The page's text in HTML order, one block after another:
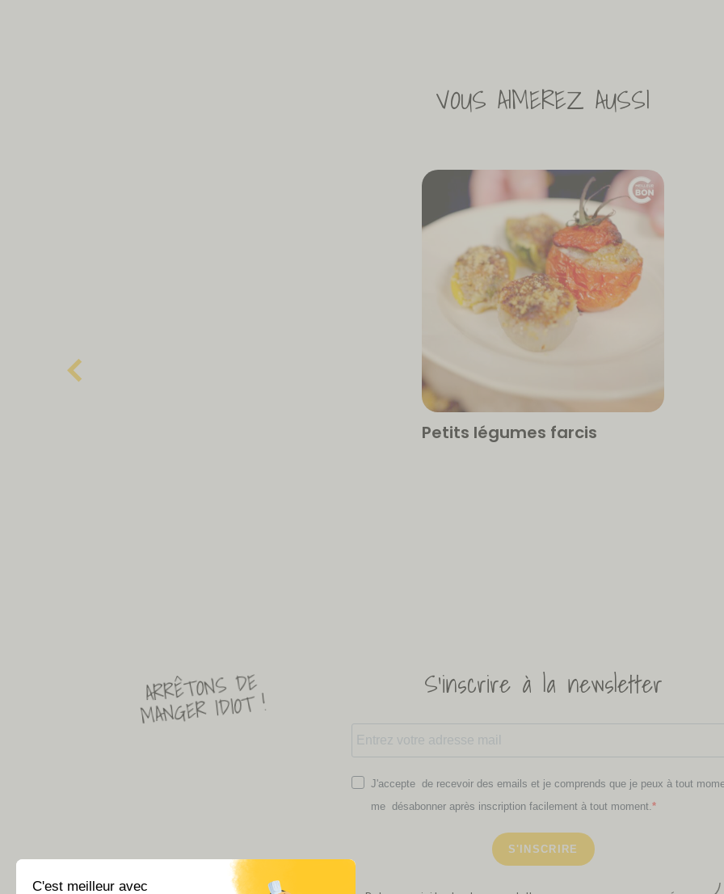
VOUS AIMEREZ AUSSI
Petits légumes farcis
ARRÊTONS DE
MANGER IDIOT !
S'inscrire à la newsletter
J'accepte de recevoir des emails et je comprends que je peux à tout
me désabonner après inscription facilement à tout moment.
S'INSCRIRE